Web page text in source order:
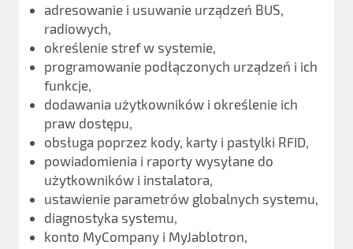
adresowanie i usuwanie urządzeń BUS,
radiowych,
określenie stref w systemie,
programowanie podłączonych urządzeń i ich
funkcje,
dodawania użytkowników i określenie ich
praw dostępu,
obsługa poprzez kody, karty i pastylki RFID,
powiadomienia i raporty wysyłane do
użytkowników i instalatora,
ustawienie parametrów globalnych systemu,
diagnostyka systemu,
konto MyCompany i MyJablotron,